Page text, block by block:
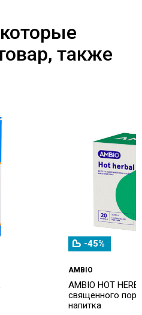
также
-45%
AMBIO
AMBIO HOT
священного
напитка